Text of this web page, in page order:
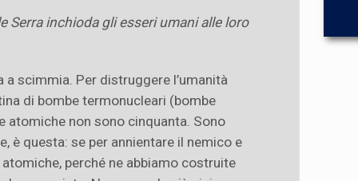
Serra inchioda gli esseri umani alle loro
a scimmia. Per distruggere l’umanità
di bombe termonucleari (bombe
atomiche non sono cinquanta. Sono
è questa: se per annientare il nemico e
perché ne abbiamo costruite